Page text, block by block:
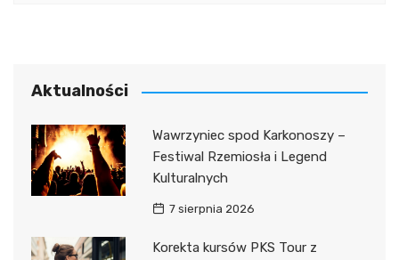
Aktualności
Wawrzyniec spod Karkonoszy –
Festiwal Rzemiosła i Legend
Kulturalnych
7 sierpnia 2026
Korekta kursów PKS Tour z